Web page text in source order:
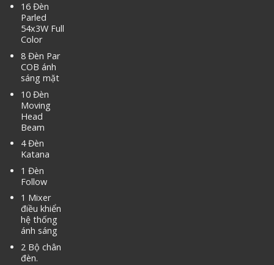
16 Đèn
Parled
54x3W Full
Color
8 Đèn Par
COB ánh
sáng mặt
10 Đèn
Moving
Head
Beam
4 Đèn
Katana
1 Đèn
Follow
1 Mixer
điều khiển
hệ thống
ánh sáng
2 Bộ chân
đèn.